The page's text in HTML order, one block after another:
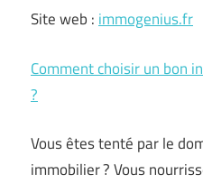
Site web :immogenius.fr
Comment choisir un bon
?
Vous êtes tenté par le
immobilier ? Vous